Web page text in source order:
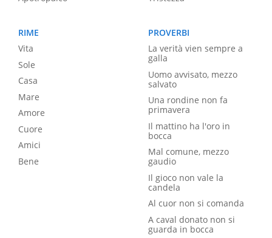
RIME
Vita
Sole
Casa
Mare
Amore
Cuore
Amici
Bene
PROVERBI
La verità vien sempre a
galla
Uomo avvisato, mezzo
salvato
Una rondine non fa
primavera
Il mattino ha l'oro in
bocca
Mal comune, mezzo
gaudio
Il gioco non vale la
candela
Al cuor non si comanda
A caval donato non si
guarda in bocca